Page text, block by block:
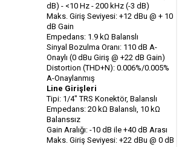
dB) - <10 Hz - 200 kHz (-3 dB)
Maks. Giriş Seviyesi: +12 dBu @ + 10
dB Gain
Empedans: 1.9 kΩ Balanslı
Sinyal Bozulma Oranı: 110 dB A-
Onaylı (0 dBu Giriş @ +22 dB Gain)
Distortion (THD+N): 0.006%/0.005%
A-Onaylanmış
Line Girişleri
Tipi: 1/4" TRS Konektör, Balanslı
Empedans: 20 kΩ Balanslı, 10 kΩ
Balanssız
Gain Aralığı: -10 dB ile +40 dB Arası
Maks. Giriş Seviyesi: +22 dBu @ 0 dB